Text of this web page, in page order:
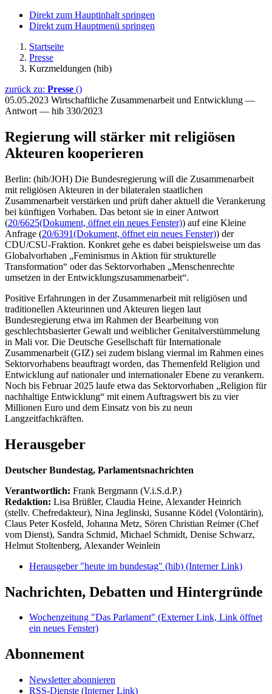
Direkt zum Hauptinhalt springen
Direkt zum Hauptmenü springen
Startseite
Presse
Kurzmeldungen (hib)
zurück zu: Presse ()
05.05.2023 Wirtschaftliche Zusammenarbeit und Entwicklung —
Antwort — hib 330/2023
Regierung will stärker mit religiösen
Akteuren kooperieren
Berlin: (hib/JOH) Die Bundesregierung will die Zusammenarbeit
mit religiösen Akteuren in der bilateralen staatlichen
Zusammenarbeit verstärken und prüft daher aktuell die Verankerung
bei künftigen Vorhaben. Das betont sie in einer Antwort
(20/6625(Dokument, öffnet ein neues Fenster)) auf eine Kleine
Anfrage (20/6391(Dokument, öffnet ein neues Fenster)) der
CDU/CSU-Fraktion. Konkret gehe es dabei beispielsweise um das
Globalvorhaben „Feminismus in Aktion für strukturelle
Transformation“ oder das Sektorvorhaben „Menschenrechte
umsetzen in der Entwicklungszusammenarbeit“.
Positive Erfahrungen in der Zusammenarbeit mit religiösen und
traditionellen Akteurinnen und Akteuren liegen laut
Bundesregierung etwa im Rahmen der Bearbeitung von
geschlechtsbasierter Gewalt und weiblicher Genitalverstümmelung
in Mali vor. Die Deutsche Gesellschaft für Internationale
Zusammenarbeit (GIZ) sei zudem bislang viermal im Rahmen eines
Sektorvorhabens beauftragt worden, das Themenfeld Religion und
Entwicklung auf nationaler und internationaler Ebene zu verankern.
Noch bis Februar 2025 laufe etwa das Sektorvorhaben „Religion für
nachhaltige Entwicklung“ mit einem Auftragswert bis zu vier
Millionen Euro und dem Einsatz von bis zu neun
Langzeitfachkräften.
Herausgeber
Deutscher Bundestag, Parlamentsnachrichten
Verantwortlich: Frank Bergmann (V.i.S.d.P.)
Redaktion: Lisa Brüßler, Claudia Heine, Alexander Heinrich
(stellv. Chefredakteur), Nina Jeglinski, Susanne Ködel (Volontärin),
Claus Peter Kosfeld, Johanna Metz, Sören Christian Reimer (Chef
vom Dienst), Sandra Schmid, Michael Schmidt, Denise Schwarz,
Helmut Stoltenberg, Alexander Weinlein
Herausgeber "heute im bundestag" (hib) (Interner Link)
Nachrichten, Debatten und Hintergründe
Wochenzeitung "Das Parlament" (Externer Link, Link öffnet
ein neues Fenster)
Abonnement
Newsletter abonnieren
RSS-Dienste (Interner Link)